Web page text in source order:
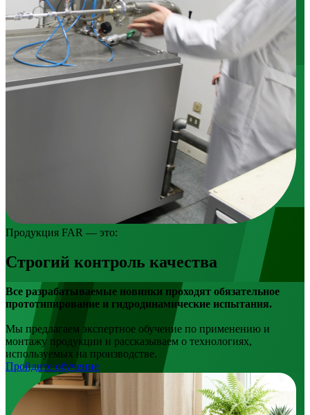
Продукция FAR — это:
Строгий контроль качества
Все разрабатываемые новинки проходят обязательное
прототипирование и гидродинамические испытания.
Мы предлагаем экспертное обучение по применению и
монтажу продукции и рассказываем о технологиях,
используемых на производстве.
Пройдите обучение